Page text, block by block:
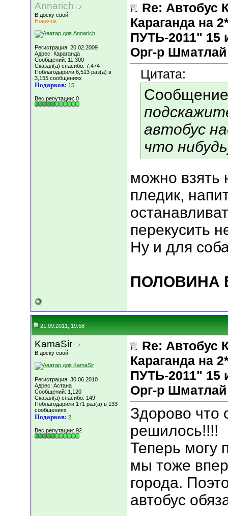
Annarich
В доску свой
Новичок
Регистрация: 20.02.2009
Адрес: Караганда
Сообщений: 11,300
Сказал(а) спасибо: 7,474
Поблагодарили 6,513 раз(а) в
3,155 сообщениях
Подарков: 15
Вес репутации: 0
Re: Автобус
Караганда на
ПУТЬ-2011" 15
Орг-р
Цитата:
автобус
что
можно взять
пледик,
перекусить
Ну и для
ПОЛОВИНА
21.09.2011, 19:58
KamaSir
В доску свой
Регистрация: 30.06.2010
Адрес: Астана
Сообщений: 1,120
Сказал(а) спасибо: 149
Поблагодарили 171 раз(а) в 133
сообщениях
Подарков: 2
Вес репутации: 92
Re: Автобус
Караганда на
ПУТЬ-2011" 15
Орг-р
Здорово
решилось!!!!
Теперь могу
мы тоже
города.
автобус